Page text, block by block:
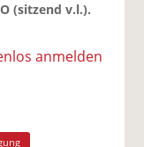
(sitzend v.l.).
anmelden